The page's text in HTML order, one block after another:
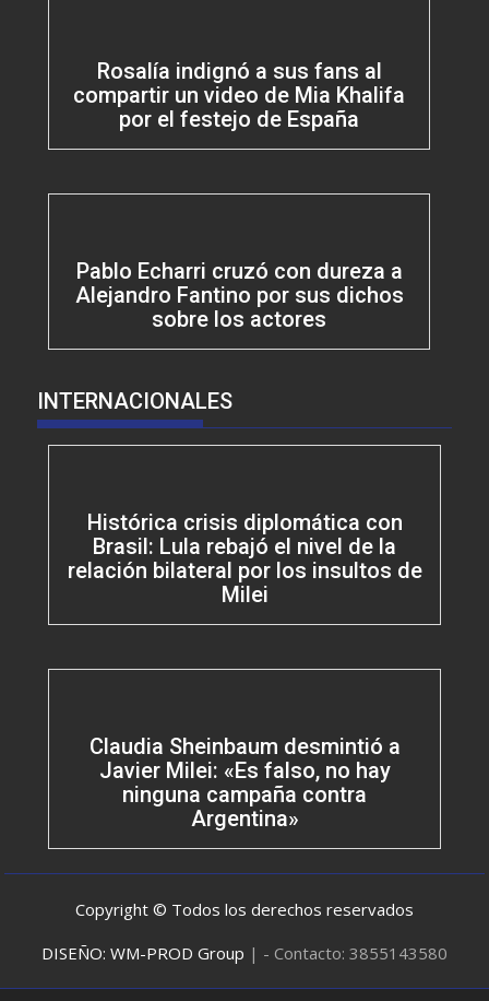
Rosalía indignó a sus fans al
compartir un video de Mia Khalifa
por el festejo de España
Pablo Echarri cruzó con dureza a
Alejandro Fantino por sus dichos
sobre los actores
INTERNACIONALES
Histórica crisis diplomática con
Brasil: Lula rebajó el nivel de la
relación bilateral por los insultos de
Milei
Claudia Sheinbaum desmintió a
Javier Milei: «Es falso, no hay
ninguna campaña contra
Argentina»
Copyright © Todos los derechos reservados
DISEÑO: WM-PROD Group | - Contacto: 3855143580